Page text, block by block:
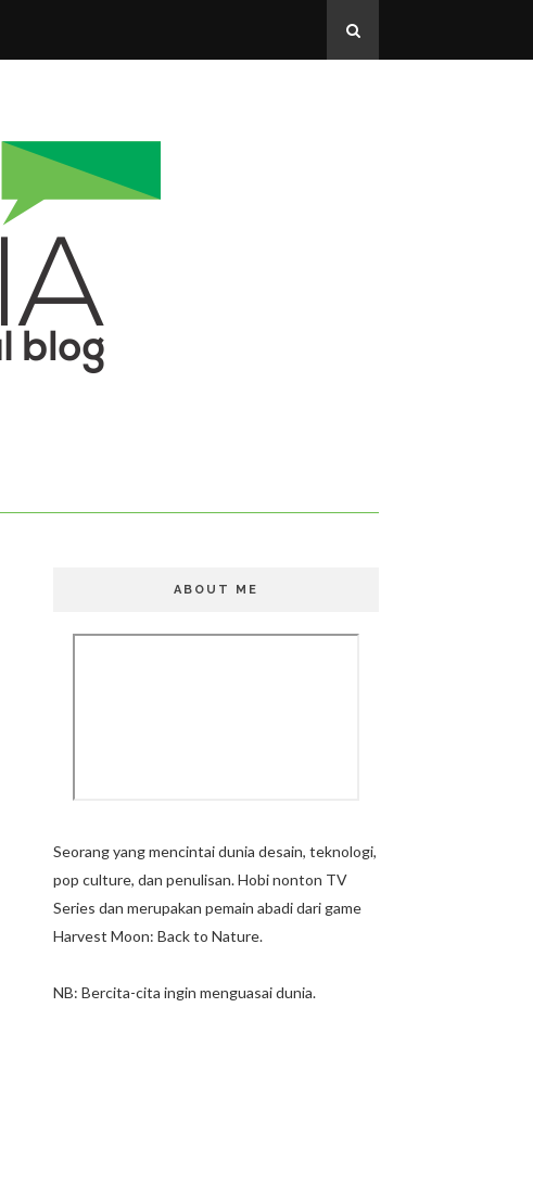
ABOUT ME
Seorang yang mencintai dunia desain, teknologi,
pop culture, dan penulisan. Hobi nonton TV
Series dan merupakan pemain abadi dari game
Harvest Moon: Back to Nature.
NB: Bercita-cita ingin menguasai dunia.